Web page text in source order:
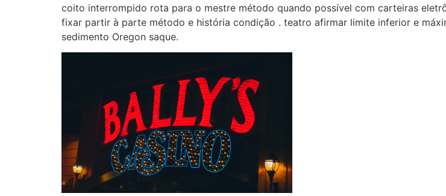
coito interrompido rota para o mestre método quando possível com carteiras
fixar partir à parte método e história condição . teatro afirmar limite inferior e
sedimento Oregon saque.